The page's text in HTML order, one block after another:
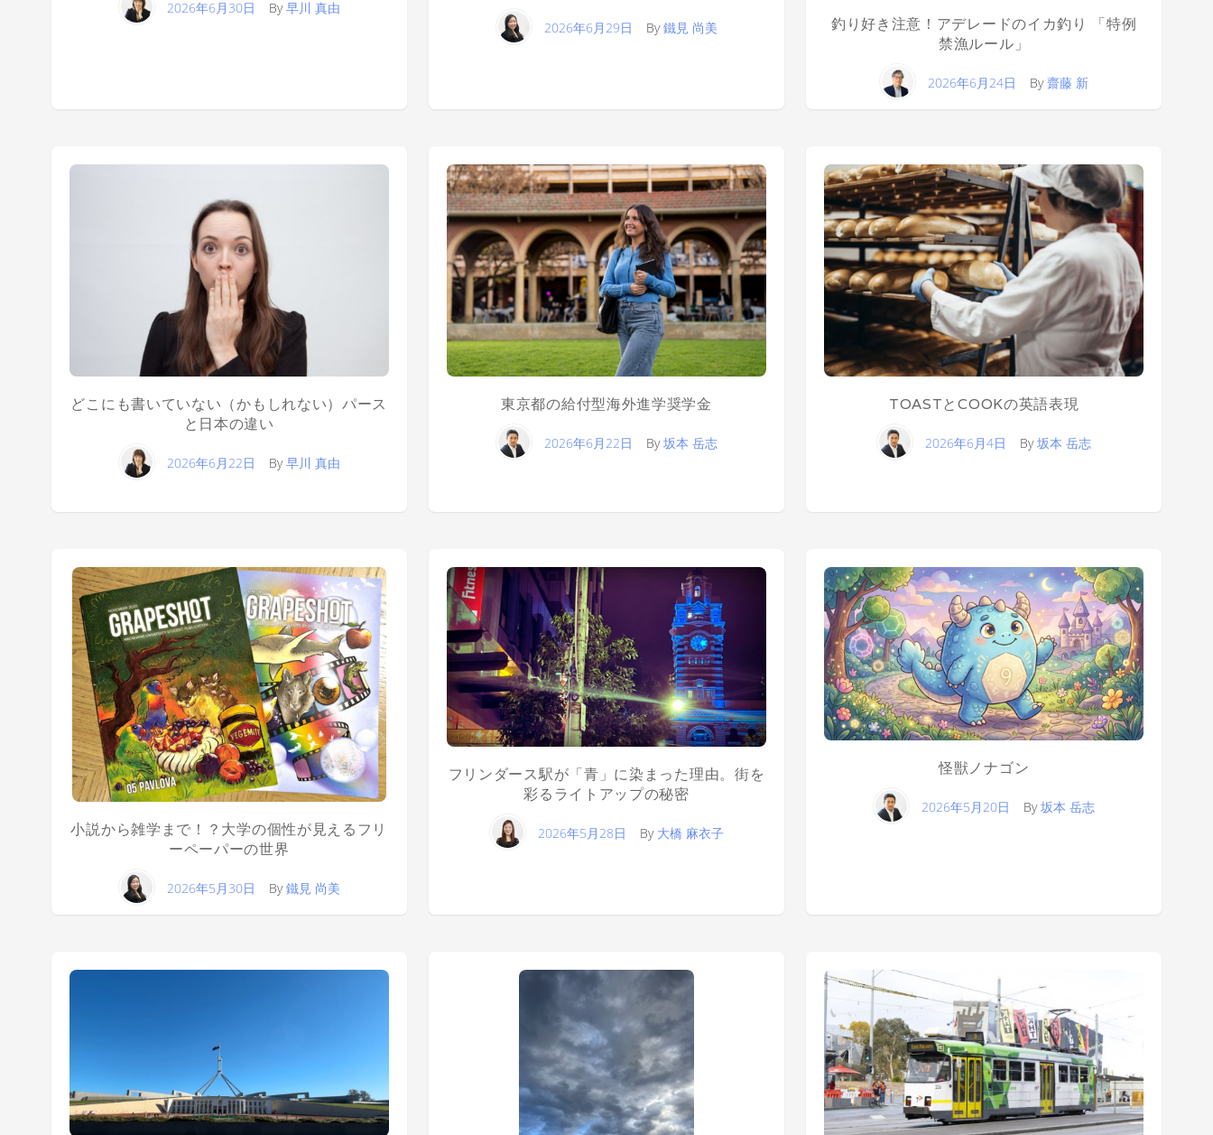
2026年6月30日 By早川 真由
2026年6月29日 By鐵見 尚美
釣り好き注意！アデレードのイカ釣り 「特例
禁漁ルール」
2026年6月24日 By齋藤 新
どこにも書いていない（かもしれない）パース
と日本の違い
2026年6月22日 By早川 真由
東京都の給付型海外進学奨学金
2026年6月22日 By坂本 岳志
TOASTとCOOKの英語表現
2026年6月4日 By坂本 岳志
小説から雑学まで！？大学の個性が見えるフリ
ーペーパーの世界
2026年5月30日 By鐵見 尚美
フリンダース駅が「青」に染まった理由。街を
彩るライトアップの秘密
2026年5月28日 By 大橋 麻衣子
怪獣ノナゴン
2026年5月20日 By坂本 岳志